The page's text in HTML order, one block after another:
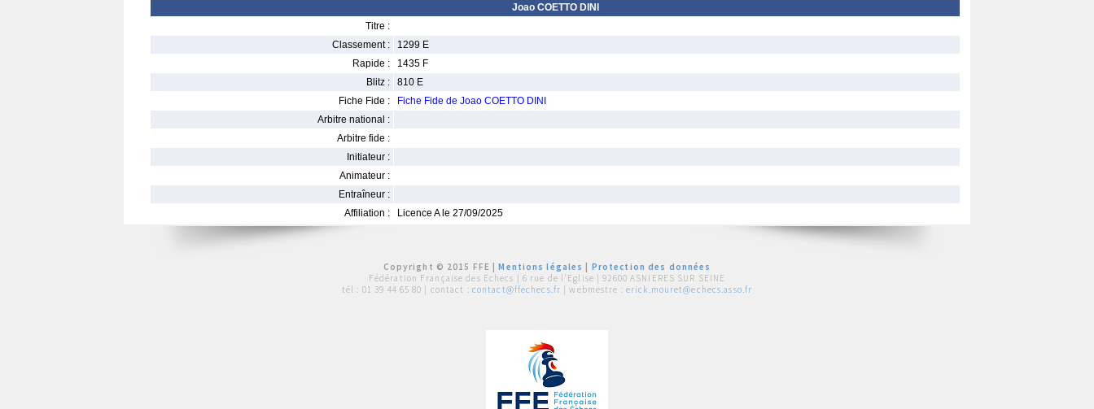
Joao COETTO DINI
Titre :
Classement :
1299 E
Rapide :
1435 F
Blitz :
810 E
Fiche Fide :
Fiche Fide de Joao COETTO DINI
Arbitre national :
Arbitre fide :
Initiateur :
Animateur :
Entraîneur :
Affiliation :
Licence A le 27/09/2025
Copyright © 2015 FFE |Mentions légales
Protection des données
Fédération Française des Echecs | 6 rue de l'Eglise | 92600 ASNIERES SUR SEINE
tél : 01 39 44 65 80 | contact : contact@ffechecs.fr | webmestre : erick.mouret@echecs.asso.fr